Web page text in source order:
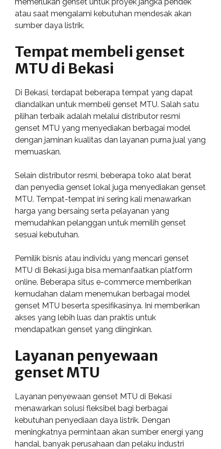
atau saat mengalami kebutuhan mendesak akan
sumber daya listrik.
Tempat membeli genset
MTU di Bekasi
Di Bekasi, terdapat beberapa tempat yang dapat
diandalkan untuk membeli genset MTU. Salah satu
pilihan terbaik adalah melalui distributor resmi
genset MTU yang menyediakan berbagai model
dengan jaminan kualitas dan layanan purna jual yang
memuaskan.
Selain distributor resmi, beberapa toko alat berat
dan penyedia genset lokal juga menyediakan genset
MTU. Tempat-tempat ini sering kali menawarkan
harga yang bersaing serta pelayanan yang
memudahkan pelanggan untuk memilih genset
sesuai kebutuhan.
Pemilik bisnis atau individu yang mencari genset
MTU di Bekasi juga bisa memanfaatkan platform
online. Beberapa situs e-commerce memberikan
kemudahan dalam menemukan berbagai model
genset MTU beserta spesifikasinya. Ini memberikan
akses yang lebih luas dan praktis untuk
mendapatkan genset yang diinginkan.
Layanan penyewaan
genset MTU
Layanan penyewaan genset MTU di Bekasi
menawarkan solusi fleksibel bagi berbagai
kebutuhan penyediaan daya listrik. Dengan
meningkatnya permintaan akan sumber energi yang
handal, banyak perusahaan dan pelaku industri